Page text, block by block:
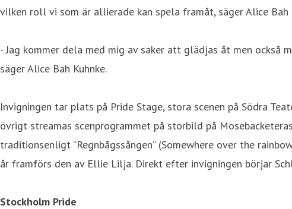
vilken roll vi som är allierade kan spela framåt, säger Alice Bah
- Jag kommer dela med mig av saker att glädjas åt men
säger Alice Bah Kuhnke.
Invigningen tar plats på Pride Stage, stora scenen på Södra
övrigt streamas scenprogrammet på storbild på
traditionsenligt ”Regnbågssången” (Somewhere over the
år framförs den av Ellie Lilja. Direkt efter invigningen börjar
Stockholm Pride